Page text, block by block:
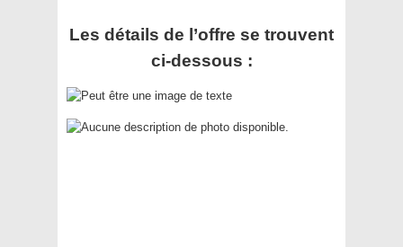
Les détails de l’offre se trouvent
ci-dessous :